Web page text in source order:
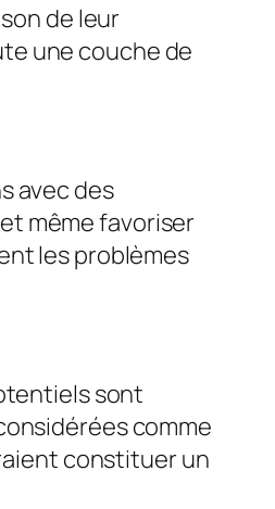
de leur
une couche de
avec des
même favoriser
les problèmes
sont
comme
constituer un